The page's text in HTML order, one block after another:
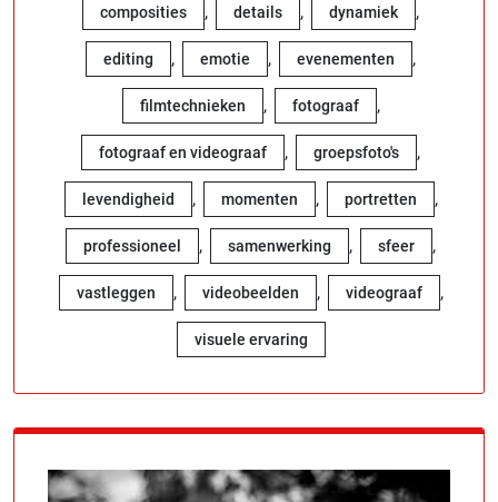
composities , details , dynamiek ,
editing , emotie , evenementen ,
filmtechnieken , fotograaf ,
fotograaf en videograaf , groepsfoto's ,
levendigheid , momenten , portretten ,
professioneel , samenwerking , sfeer ,
vastleggen , videobeelden , videograaf ,
visuele ervaring